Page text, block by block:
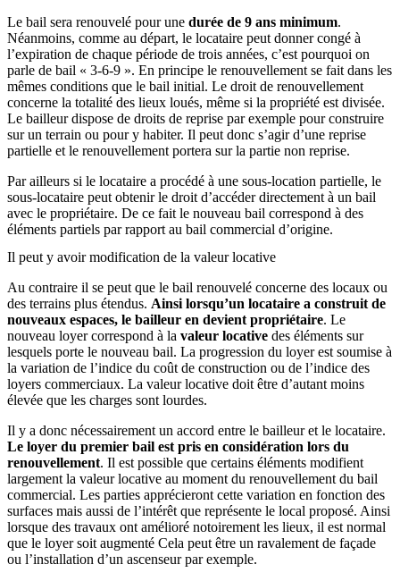
Le bail sera renouvelé pour une durée de 9 ans minimum.
Néanmoins, comme au départ, le locataire peut donner congé à
l’expiration de chaque période de trois années, c’est pourquoi on
parle de bail « 3-6-9 ». En principe le renouvellement se fait dans les
mêmes conditions que le bail initial. Le droit de renouvellement
concerne la totalité des lieux loués, même si la propriété est divisée.
Le bailleur dispose de droits de reprise par exemple pour construire
sur un terrain ou pour y habiter. Il peut donc s’agir d’une reprise
partielle et le renouvellement portera sur la partie non reprise.
Par ailleurs si le locataire a procédé à une sous-location partielle, le
sous-locataire peut obtenir le droit d’accéder directement à un bail
avec le propriétaire. De ce fait le nouveau bail correspond à des
éléments partiels par rapport au bail commercial d’origine.
Il peut y avoir modification de la valeur locative
Au contraire il se peut que le bail renouvelé concerne des locaux ou
des terrains plus étendus. Ainsi lorsqu’un locataire a construit de
nouveaux espaces, le bailleur en devient propriétaire. Le
nouveau loyer correspond à la valeur locative des éléments sur
lesquels porte le nouveau bail. La progression du loyer est soumise à
la variation de l’indice du coût de construction ou de l’indice des
loyers commerciaux. La valeur locative doit être d’autant moins
élevée que les charges sont lourdes.
Il y a donc nécessairement un accord entre le bailleur et le locataire.
Le loyer du premier bail est pris en considération lors du
renouvellement. Il est possible que certains éléments modifient
largement la valeur locative au moment du renouvellement du bail
commercial. Les parties apprécieront cette variation en fonction des
surfaces mais aussi de l’intérêt que représente le local proposé. Ainsi
lorsque des travaux ont amélioré notoirement les lieux, il est normal
que le loyer soit augmenté Cela peut être un ravalement de façade
ou l’installation d’un ascenseur par exemple.